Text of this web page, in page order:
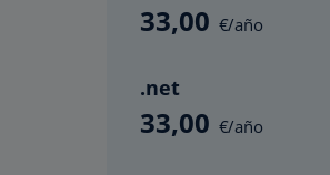
33,00 €/año
.net
33,00 €/año